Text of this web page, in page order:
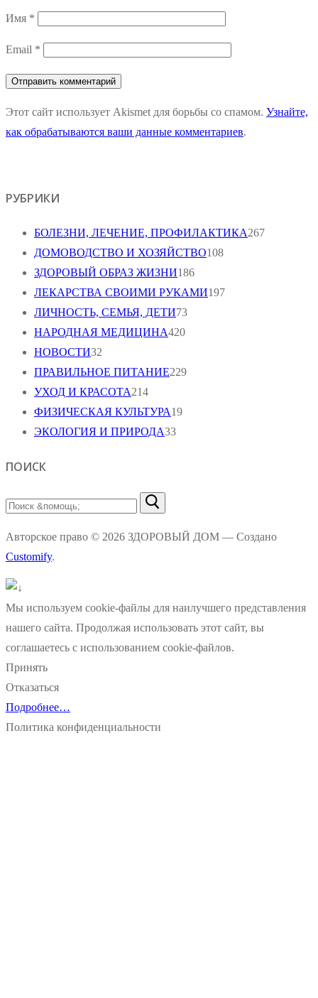
Имя *
Email *
Этот сайт использует Akismet для борьбы со спамом. Узнайте,
как обрабатываются ваши данные комментариев.
РУБРИКИ
БОЛЕЗНИ, ЛЕЧЕНИЕ, ПРОФИЛАКТИКА267
ДОМОВОДСТВО И ХОЗЯЙСТВО108
ЗДОРОВЫЙ ОБРАЗ ЖИЗНИ186
ЛЕКАРСТВА СВОИМИ РУКАМИ197
ЛИЧНОСТЬ, СЕМЬЯ, ДЕТИ73
НАРОДНАЯ МЕДИЦИНА420
НОВОСТИ32
ПРАВИЛЬНОЕ ПИТАНИЕ229
УХОД И КРАСОТА214
ФИЗИЧЕСКАЯ КУЛЬТУРА19
ЭКОЛОГИЯ И ПРИРОДА33
ПОИСК
Найти:
Авторское право © 2026 ЗДОРОВЫЙ ДОМ — Создано
Customify.
Мы используем cookie-файлы для наилучшего представления
нашего сайта. Продолжая использовать этот сайт, вы
соглашаетесь с использованием cookie-файлов.
Принять
Отказаться
Подробнее…
Политика конфиденциальности